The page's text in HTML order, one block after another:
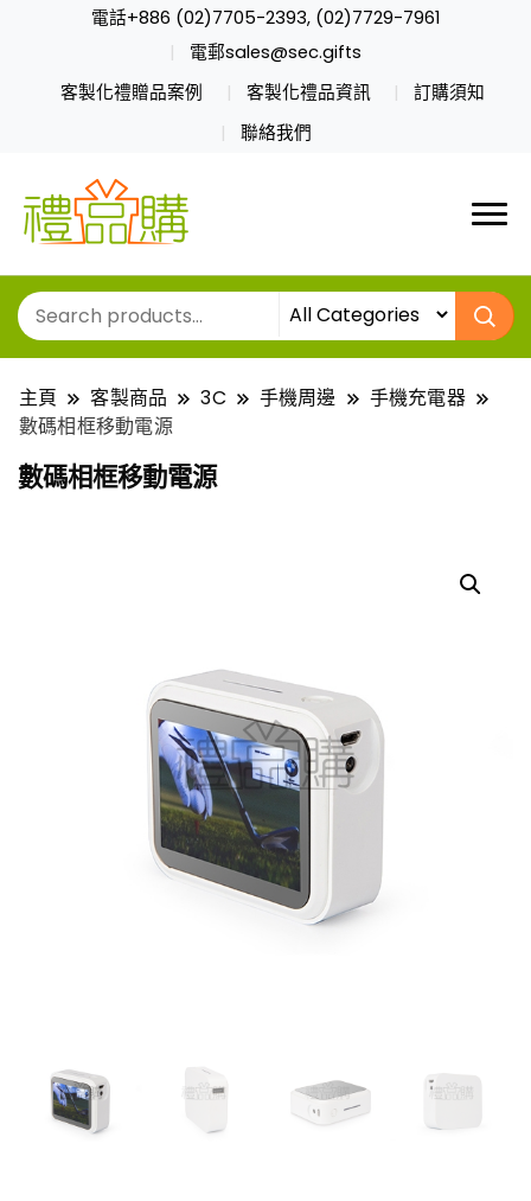
電話+886 (02)7705-2393, (02)7729-7961
電郵sales@sec.gifts
客製化禮贈品案例
客製化禮品資訊
訂購須知
聯絡我們
主頁 客製商品 3C 手機周邊
手機充電器
數碼相框移動電源
數碼相框移動電源